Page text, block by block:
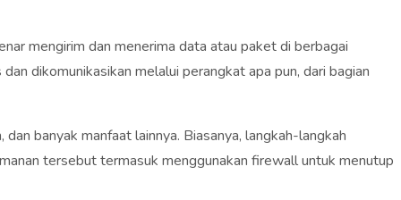
mengirim dan menerima data atau paket di berbagai
dikomunikasikan melalui perangkat apa pun, dari bagian
banyak manfaat lainnya. Biasanya, langkah-langkah
tersebut termasuk menggunakan firewall untuk menutup